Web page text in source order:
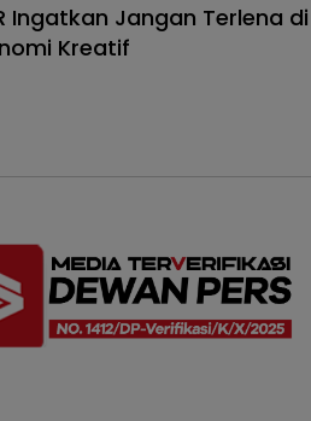
Ingatkan Jangan Terlena di
Kreatif